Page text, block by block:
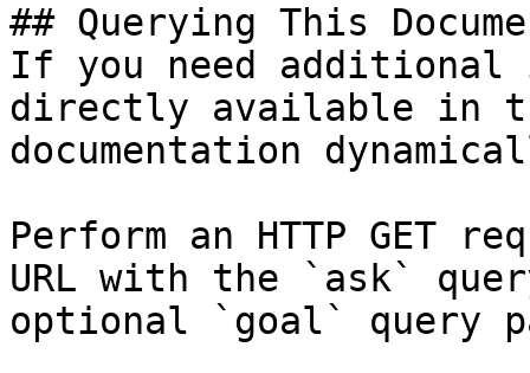
## Querying This
If you need
directly available in
documentation
Perform an HTTP GET
URL with the `ask`
optional `goal` query